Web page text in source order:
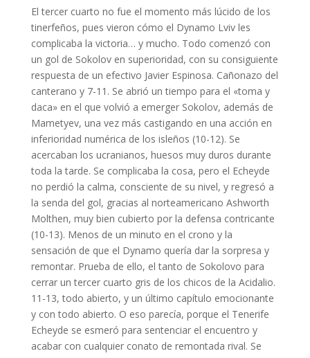
El tercer cuarto no fue el momento más lúcido de los
tinerfeños, pues vieron cómo el Dynamo Lviv les
complicaba la victoria… y mucho. Todo comenzó con
un gol de Sokolov en superioridad, con su consiguiente
respuesta de un efectivo Javier Espinosa. Cañonazo del
canterano y 7-11. Se abrió un tiempo para el «toma y
daca» en el que volvió a emerger Sokolov, además de
Mametyev, una vez más castigando en una acción en
inferioridad numérica de los isleños (10-12). Se
acercaban los ucranianos, huesos muy duros durante
toda la tarde. Se complicaba la cosa, pero el Echeyde
no perdió la calma, consciente de su nivel, y regresó a
la senda del gol, gracias al norteamericano Ashworth
Molthen, muy bien cubierto por la defensa contricante
(10-13). Menos de un minuto en el crono y la
sensación de que el Dynamo quería dar la sorpresa y
remontar. Prueba de ello, el tanto de Sokolovo para
cerrar un tercer cuarto gris de los chicos de la Acidalio.
11-13, todo abierto, y un último capítulo emocionante
y con todo abierto. O eso parecía, porque el Tenerife
Echeyde se esmeró para sentenciar el encuentro y
acabar con cualquier conato de remontada rival. Se